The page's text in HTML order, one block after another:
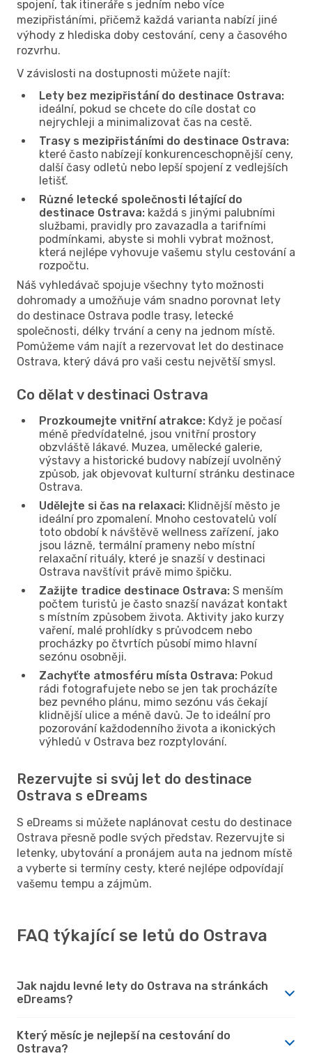
spojení, tak itineráře s jedním nebo více
mezipřistáními, přičemž každá varianta nabízí jiné
výhody z hlediska doby cestování, ceny a časového
rozvrhu.
V závislosti na dostupnosti můžete najít:
Lety bez mezipřistání do destinace Ostrava:
ideální, pokud se chcete do cíle dostat co
nejrychleji a minimalizovat čas na cestě.
Trasy s mezipřistáními do destinace Ostrava:
které často nabízejí konkurenceschopnější ceny,
další časy odletů nebo lepší spojení z vedlejších
letišť.
Různé letecké společnosti létající do
destinace Ostrava: každá s jinými palubními
službami, pravidly pro zavazadla a tarifními
podmínkami, abyste si mohli vybrat možnost,
která nejlépe vyhovuje vašemu stylu cestování a
rozpočtu.
Náš vyhledávač spojuje všechny tyto možnosti
dohromady a umožňuje vám snadno porovnat lety
do destinace Ostrava podle trasy, letecké
společnosti, délky trvání a ceny na jednom místě.
Pomůžeme vám najít a rezervovat let do destinace
Ostrava, který dává pro vaši cestu největší smysl.
Co dělat v destinaci Ostrava
Prozkoumejte vnitřní atrakce: Když je počasí
méně předvídatelné, jsou vnitřní prostory
obzvláště lákavé. Muzea, umělecké galerie,
výstavy a historické budovy nabízejí uvolněný
způsob, jak objevovat kulturní stránku destinace
Ostrava.
Udělejte si čas na relaxaci: Klidnější město je
ideální pro zpomalení. Mnoho cestovatelů volí
toto období k návštěvě wellness zařízení, jako
jsou lázně, termální prameny nebo místní
relaxační rituály, které je snazší v destinaci
Ostrava navštívit právě mimo špičku.
Zažijte tradice destinace Ostrava: S menším
počtem turistů je často snazší navázat kontakt
s místním způsobem života. Aktivity jako kurzy
vaření, malé prohlídky s průvodcem nebo
procházky po čtvrtích působí mimo hlavní
sezónu osobněji.
Zachyťte atmosféru místa Ostrava: Pokud
rádi fotografujete nebo se jen tak procházíte
bez pevného plánu, mimo sezónu vás čekají
klidnější ulice a méně davů. Je to ideální pro
pozorování každodenního života a ikonických
výhledů v Ostrava bez rozptylování.
Rezervujte si svůj let do destinace
Ostrava s eDreams
S eDreams si můžete naplánovat cestu do destinace
Ostrava přesně podle svých představ. Rezervujte si
letenky, ubytování a pronájem auta na jednom místě
a vyberte si termíny cesty, které nejlépe odpovídají
vašemu tempu a zájmům.
FAQ týkající se letů do Ostrava
Jak najdu levné lety do Ostrava na stránkách
eDreams?
Který měsíc je nejlepší na cestování do
Ostrava?